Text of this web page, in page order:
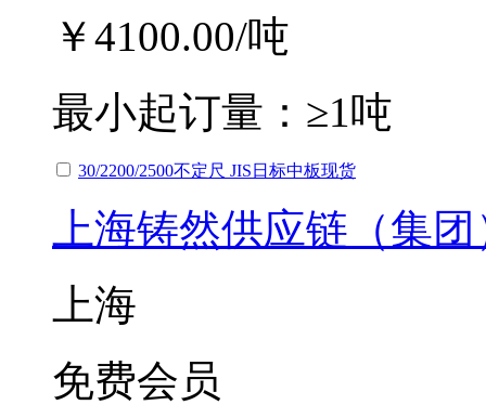
￥4100.00/吨
最小起订量： ≥1吨
30/2200/2500不定尺 JIS日标中板现货
上海铸然供应链（集
上海
免费会员